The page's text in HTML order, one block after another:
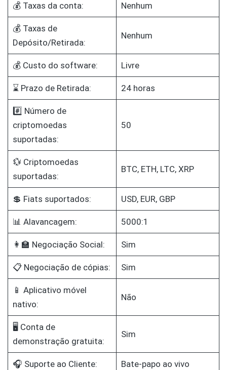
💰 Taxas da conta: Nenhum
💰 Taxas de
Depósito/Retirada:
Nenhum
💰 Custo do software: Livre
⌛ Prazo de Retirada: 24 horas
#️⃣ Número de
criptomoedas
suportadas:
50
💱 Criptomoedas
suportadas:
BTC, ETH, LTC, XRP
💲 Fiats suportados: USD, EUR, GBP
📊 Alavancagem: 5000:1
👩‍🏫 Negociação Social: Sim
📋 Negociação de cópias: Sim
📱 Aplicativo móvel
nativo:
Não
🖥️ Conta de
demonstração gratuita:
Sim
🎧 Suporte ao Cliente: Bate-papo ao vivo